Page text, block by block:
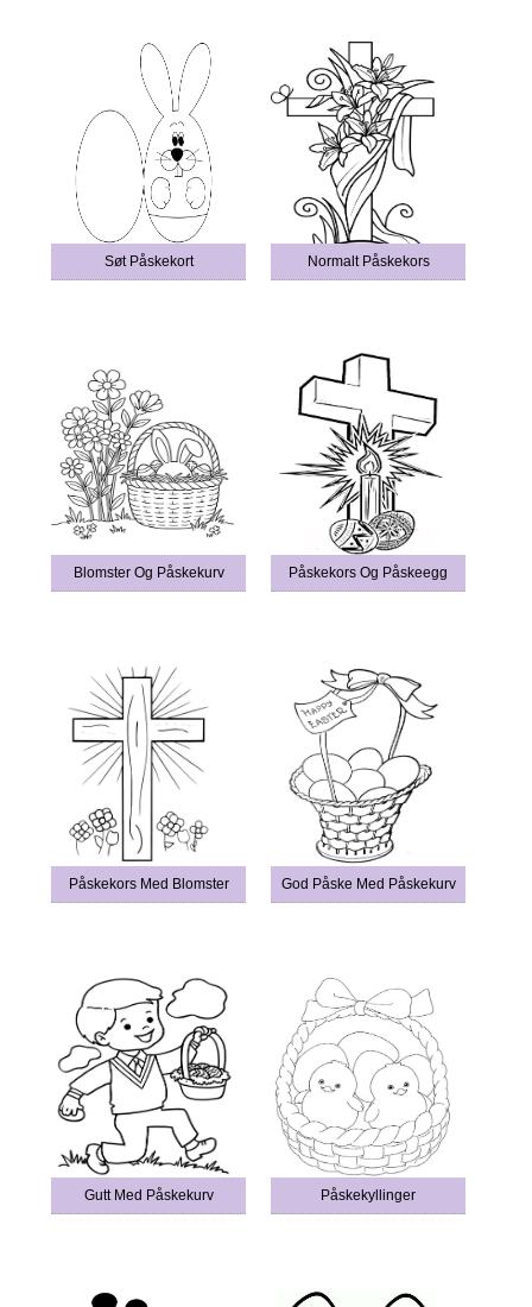
Søt Påskekort Normalt Påskekors
Blomster Og Påskekurv Påskekors Og Påskeegg
Påskekors Med Blomster God Påske Med Påskekurv
Gutt Med Påskekurv Påskekyllinger